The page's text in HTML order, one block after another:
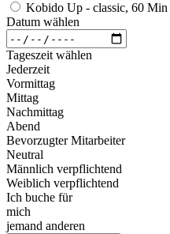
Kobido Up - classic, 60 Min
Datum wählen
Tageszeit wählen
Jederzeit
Vormittag
Mittag
Nachmittag
Abend
Bevorzugter Mitarbeiter
Neutral
Männlich verpflichtend
Weiblich verpflichtend
Ich buche für
mich
jemand anderen